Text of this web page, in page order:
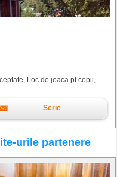
Loc de joaca pt copii,
Scrie
urile partenere